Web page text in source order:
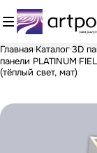
Главная Каталог3D
панели PLATINUM
(тёплый свет, мат)